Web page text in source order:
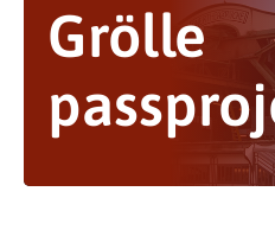
Grölle